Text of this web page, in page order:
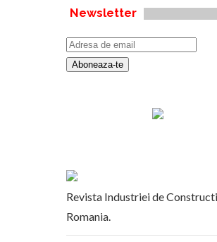
Newsletter
Revista Industriei de
Romania.